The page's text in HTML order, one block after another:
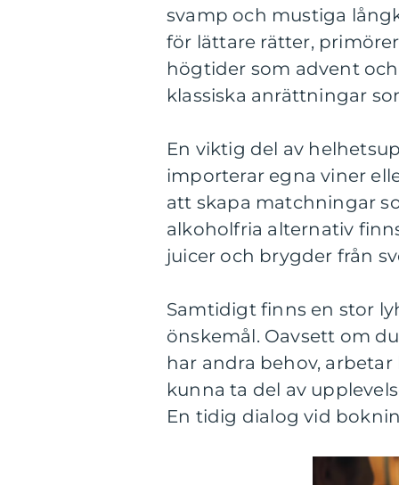
svamp och mustiga
för lättare rätter,
högtider som advent
klassiska anrättningar
En viktig del av
importerar egna viner
att skapa matchningar
alkoholfria alternativ
juicer och brygder från
Samtidigt finns en stor
önskemål. Oavsett om
har andra behov,
kunna ta del av
En tidig dialog vid